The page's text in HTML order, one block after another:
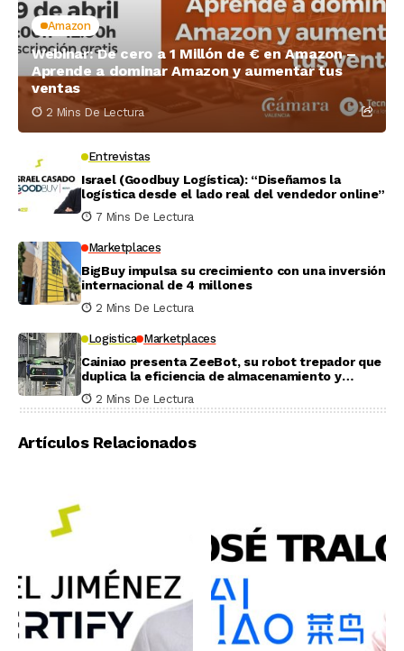
Amazon
Webinar: De cero a 1 Millón de € en Amazon –
Aprende a dominar Amazon y aumentar tus
ventas
2 Mins De Lectura
Entrevistas
Israel (Goodbuy Logística): “Diseñamos la
logística desde el lado real del vendedor online”
7 Mins De Lectura
Marketplaces
BigBuy impulsa su crecimiento con una inversión
internacional de 4 millones
2 Mins De Lectura
Logistica Marketplaces
Cainiao presenta ZeeBot, su robot trepador que
duplica la eficiencia de almacenamiento y
recogida en pruebas reales
2 Mins De Lectura
Artículos Relacionados